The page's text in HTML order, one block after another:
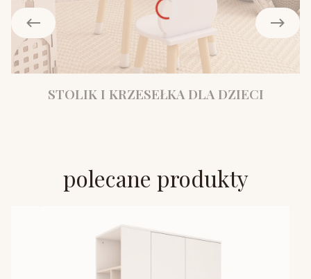
STOLIK I KRZESEŁKA DLA DZIECI
polecane produkty